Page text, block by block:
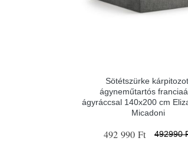
Sötétszürke
ágyneműtartós
ágyráccsal 140x200 cm
Micadoni
492 990 Ft 492990